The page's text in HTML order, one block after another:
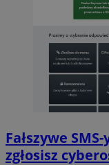
Fałszywe
zgłosisz